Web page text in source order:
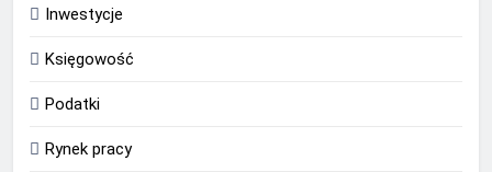
Inwestycje
Księgowość
Podatki
Rynek pracy